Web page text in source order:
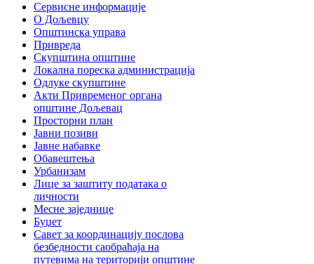
Сервисне информације
О Дољевцу
Општинска управа
Привреда
Скупштина општине
Локална пореска администрација
Одлуке скупштине
Акти Привременог органа
општине Дољевац
Просторни план
Јавни позиви
Јавне набавке
Обавештења
Урбанизам
Лице за заштиту података о
личности
Месне заједнице
Буџет
Савет за координацију послова
безбедности саобраћаја на
путевима на територији општине